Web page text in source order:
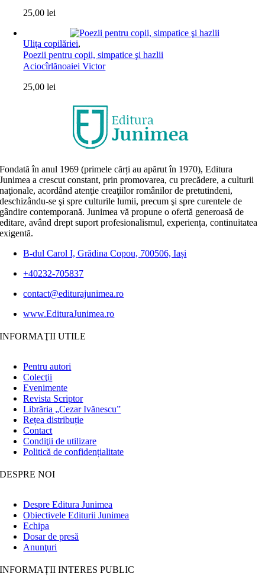
25,00lei
Ulița copilăriei,
Poezii pentru copii, simpatice şi hazlii
Aciocîrlănoaiei Victor
25,00lei
Fondată în anul 1969 (primele cărți au apărut în 1970), Editura
Junimea a crescut constant, prin promovarea, cu precădere, a culturii
naţionale, acordând atenţie creaţiilor românilor de pretutindeni,
deschizându-se şi spre culturile lumii, precum şi spre curentele de
gândire contemporană. Junimea vă propune o ofertă generoasă de
editare, având drept suport profesionalismul, experiența, continuitatea
exigentă.
B-dul Carol I, Grădina Copou, 700506, Iași
+40232-705837
contact@editurajunimea.ro
www.EdituraJunimea.ro
INFORMAŢII UTILE
Pentru autori
Colecţii
Evenimente
Revista Scriptor
Librăria „Cezar Ivănescu”
Rețea distribuție
Contact
Condiţii de utilizare
Politică de confidențialitate
DESPRE NOI
Despre Editura Junimea
Obiectivele Editurii Junimea
Echipa
Dosar de presă
Anunţuri
INFORMAȚII INTERES PUBLIC